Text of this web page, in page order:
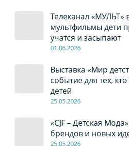
Телеканал «МУЛЬТ»
мультфильмы дети
учатся и засыпают
01.06.2026
Выставка «Мир
событие для тех,
детей
25.05.2026
«CJF – Детская
брендов и новых
25.05.2026